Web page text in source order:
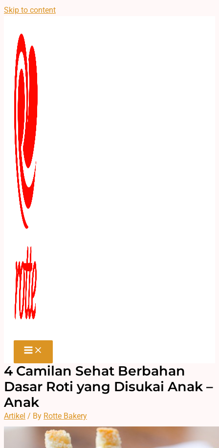
Skip to content
4 Camilan Sehat Berbahan
Dasar Roti yang Disukai Anak­ –
Anak
Artikel / By Rotte Bakery